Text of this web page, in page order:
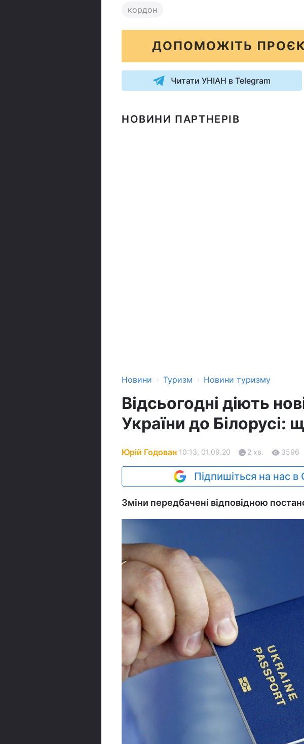
кордон
ДОПОМОЖІТЬ
Читати УНІАН в Telegram
НОВИНИ ПАРТНЕРІВ
Новини › Туризм › Новини туризму
Відсьогодні діють
України до Білорусі:
Юрій Годован 10:13, 01.09.20 2 хв. 3596
Підпишіться на нас в
Зміни передбачені відповідною